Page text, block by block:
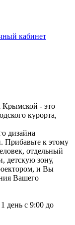
кабинет
Крымской - это
курорта,
дизайна
Прибавьте к этому
отдельный
детскую зону,
и Вы
Вашего
день с 9:00 до